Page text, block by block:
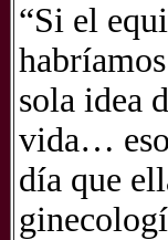
“Si el
sola idea
vida… eso
día que